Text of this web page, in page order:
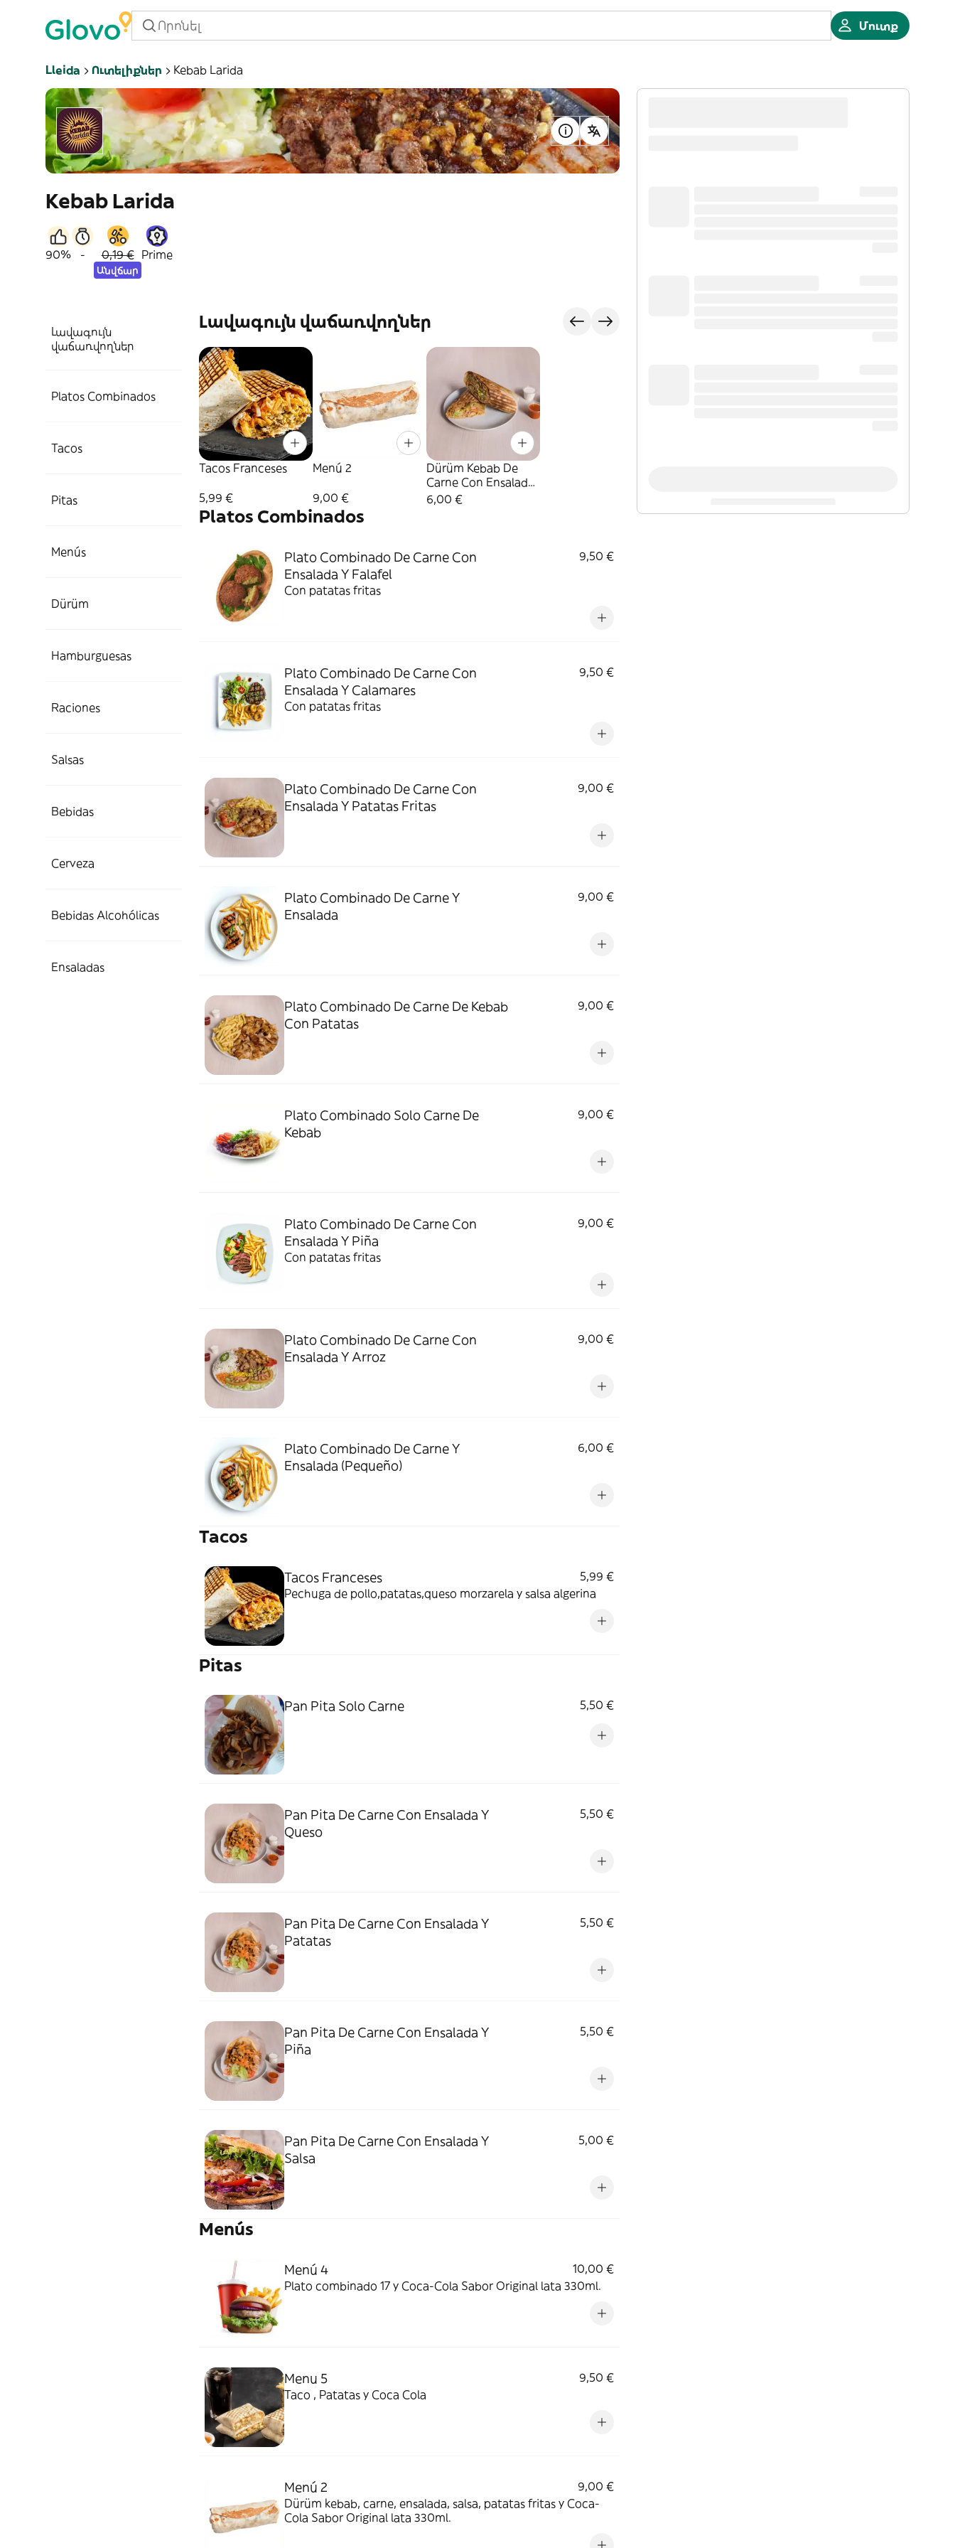
Մուտք
Lleida Ուտելիքներ Kebab Larida
Kebab Larida
90% - 0,19 €
Անվճար
Prime
Լավագույն
վաճառվողներ
Platos Combinados
Tacos
Pitas
Menús
Dürüm
Hamburguesas
Raciones
Salsas
Bebidas
Cerveza
Bebidas Alcohólicas
Ensaladas
Լավագույն վաճառվողներ
Tacos Franceses
5,99 €
Menú 2
9,00 €
Dürüm Kebab De
Carne Con Ensalada
Y Queso
6,00 €
Platos Combinados
Plato Combinado De Carne Con
Ensalada Y Falafel
9,50 €
Con patatas fritas
Plato Combinado De Carne Con
Ensalada Y Calamares
9,50 €
Con patatas fritas
Plato Combinado De Carne Con
Ensalada Y Patatas Fritas
9,00 €
Plato Combinado De Carne Y
Ensalada
9,00 €
Plato Combinado De Carne De Kebab
Con Patatas
9,00 €
Plato Combinado Solo Carne De
Kebab
9,00 €
Plato Combinado De Carne Con
Ensalada Y Piña
9,00 €
Con patatas fritas
Plato Combinado De Carne Con
Ensalada Y Arroz
9,00 €
Plato Combinado De Carne Y
Ensalada (Pequeño)
6,00 €
Tacos
Tacos Franceses
5,99 €
Pechuga de pollo,patatas,queso morzarela y salsa algerina
Pitas
Pan Pita Solo Carne 5,50 €
Pan Pita De Carne Con Ensalada Y
Queso
5,50 €
Pan Pita De Carne Con Ensalada Y
Patatas
5,50 €
Pan Pita De Carne Con Ensalada Y
Piña
5,50 €
Pan Pita De Carne Con Ensalada Y
Salsa
5,00 €
Menús
Menú 4
10,00 €
Plato combinado 17 y Coca-Cola Sabor Original lata 330ml.
Menu 5
9,50 €
Taco , Patatas y Coca Cola
Menú 2
9,00 €
Dürüm kebab, carne, ensalada, salsa, patatas fritas y Coca-
Cola Sabor Original lata 330ml.